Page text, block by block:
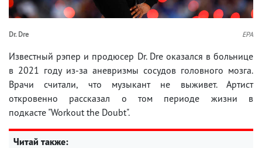
Dr. Dre EPA
Известный рэпер и продюсер Dr. Dre оказался в больнице
в 2021 году из-за аневризмы сосудов головного мозга.
Врачи считали, что музыкант не выживет. Артист
откровенно рассказал о том периоде жизни в
подкасте "Workout the Doubt".
Читай также: